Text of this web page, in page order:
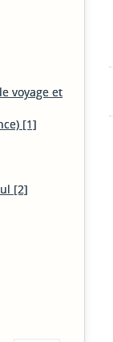
voyage et
[1]
[2]